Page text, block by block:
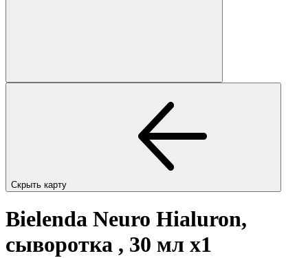
Скрыть карту
Bielenda Neuro Hialuron,
сыворотка , 30 мл x1